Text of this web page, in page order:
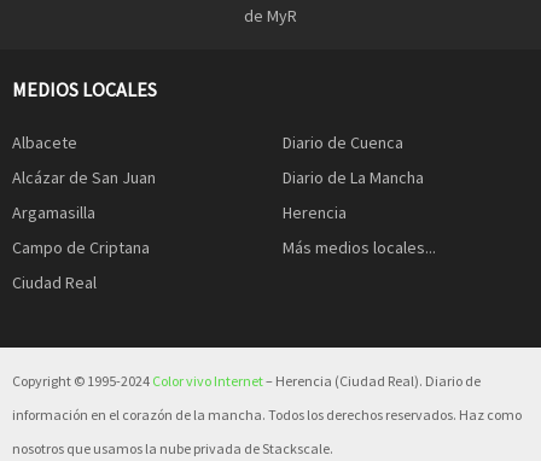
de MyR
MEDIOS LOCALES
Albacete
Alcázar de San Juan
Argamasilla
Campo de Criptana
Ciudad Real
Diario de Cuenca
Diario de La Mancha
Herencia
Más medios locales...
Copyright © 1995-2024 Color vivo Internet– Herencia (Ciudad Real). Diario de
información en el corazón de la mancha. Todos los derechos reservados. Haz como
nosotros que usamos la nube privada de Stackscale.